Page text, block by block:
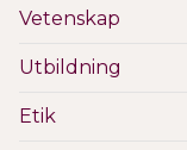
Vetenskap
Utbildning
Etik